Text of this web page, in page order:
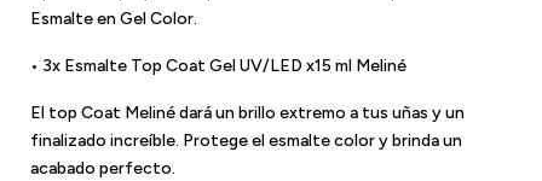
Esmalte en Gel Color.
• 3x Esmalte Top Coat Gel UV/LED x15 ml Meliné
El top Coat Meliné dará un brillo extremo a tus uñas y un
finalizado increíble. Protege el esmalte color y brinda un
acabado perfecto.